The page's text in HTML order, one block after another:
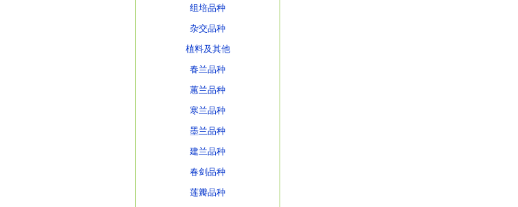
组培品种
杂交品种
植料及其他
春兰品种
蕙兰品种
寒兰品种
墨兰品种
建兰品种
春剑品种
莲瓣品种